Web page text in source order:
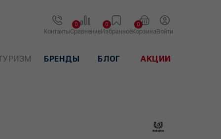
КонтактыСравнение
0
Избранное
0
Корзина
0
Войти
БРЕНДЫ БЛОГ АКЦИИ